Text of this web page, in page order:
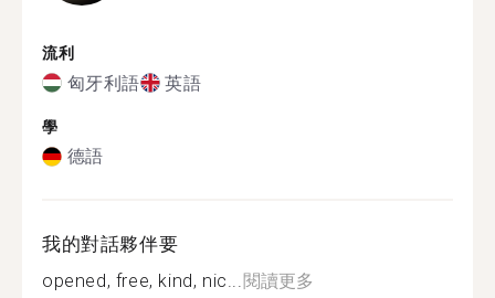
流利
匈牙利語 英語
學
德語
我的對話夥伴要
opened, free, kind, nic...閱讀更多